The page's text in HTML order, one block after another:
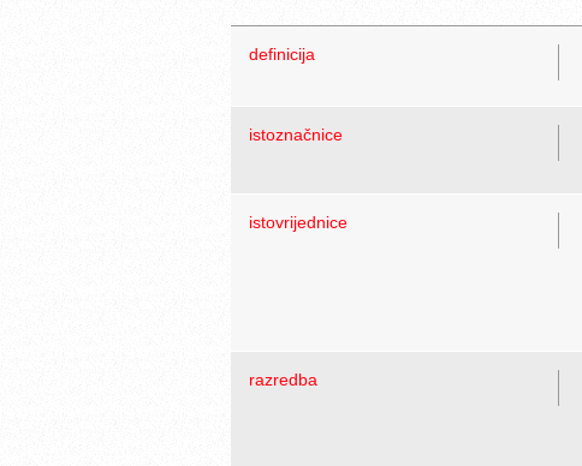
definicija
istoznačnice
istovrijednice
razredba